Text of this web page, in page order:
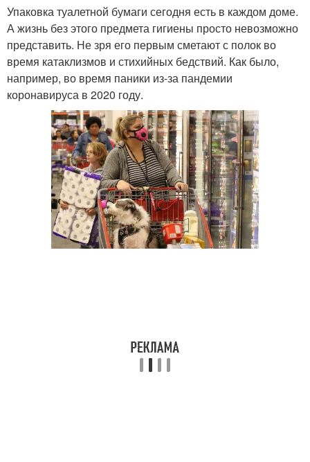
Упаковка туалетной бумаги сегодня есть в каждом доме.
А жизнь без этого предмета гигиены просто невозможно
представить. Не зря его первым сметают с полок во
время катаклизмов и стихийных бедствий. Как было,
например, во время паники из-за пандемии
коронавируса в 2020 году.